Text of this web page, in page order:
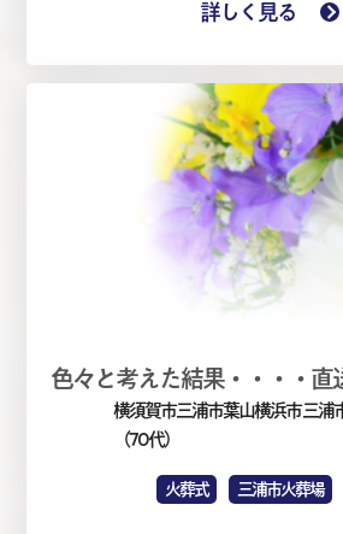
詳しく見る
色々と考えた結果・・・・直
横須賀市三浦市葉山横浜市三浦
（70代）
火葬式 三浦市火葬場